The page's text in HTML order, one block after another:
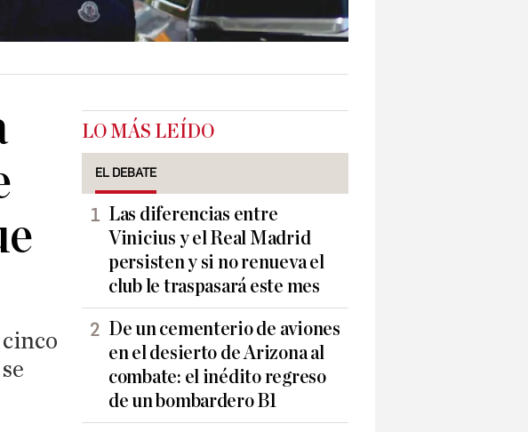
LO MÁS LEÍDO
EL DEBATE
Las diferencias entre
Vinicius y el Real Madrid
persisten y si no renueva el
club le traspasará este mes
De un cementerio de aviones
en el desierto de Arizona al
combate: el inédito regreso
de un bombardero B1